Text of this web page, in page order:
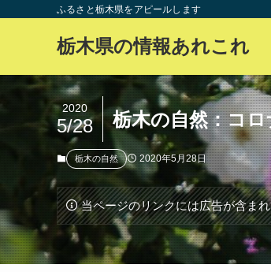
ふるさと栃木県をアピールします
栃木県の情報あれこれ
栃木の自然：コ
2020
5/28
栃木の自然 2020年5月28日
当ページのリンクには広告が含ま